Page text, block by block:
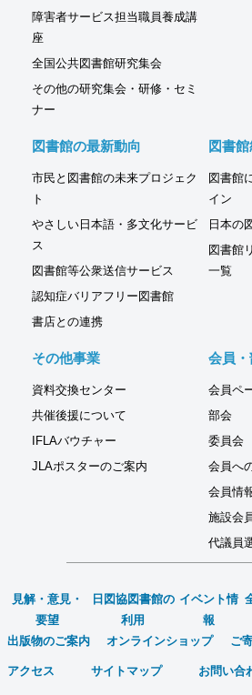
障害者サービス担当職員養成講
座
全国公共図書館研究集会
その他の研究集会・研修・セミ
ナー
図書館の最新動向
市民と図書館の未来プロジェク
ト
やさしい日本語・多文化サービ
ス
図書館等公衆送信サービス
認知症バリアフリー図書館
書店との連携
図書
図書館
イン
日本の
図書館
一覧
その他事業
資料交換センター
共催後援について
IFLAバウチャー
JLAポスターのご案内
会員
会員ペ
部会
委員会
会員へ
会員情
施設会
代議員
見解・意見・
要望
日図協図書館の
利用
イベント情
報
出版物のご案内
オンラインショップ ご
アクセス サイトマップ お問い合